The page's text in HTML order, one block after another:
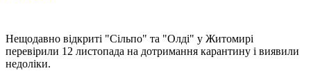
Нещодавно відкриті "Сільпо" та "Олді" у Житомирі
перевірили 12 листопада на дотримання карантину і виявили
недоліки.